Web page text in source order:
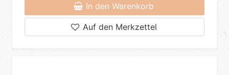
In den Warenkorb
Auf den Merkzettel